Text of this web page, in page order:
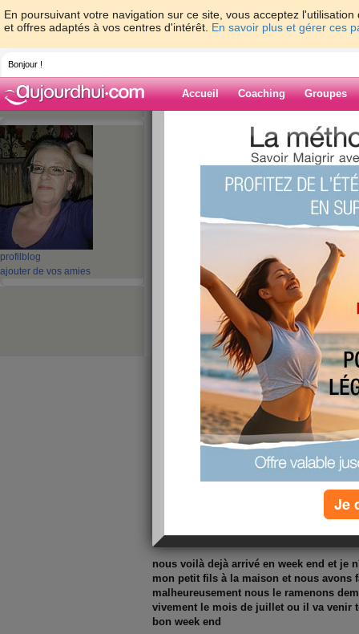
En poursuivant votre navigation sur ce site, vous acceptez
et offres adaptés à vos centres d'intérêt. En savoir plus et gérer ces
Bonjour !
Accueil Coaching Groupes
profil blog
ajouter de vos amies
> > le
Blog de
le week end...
nous voilà dejà arrivé en week end et je
mon petit fils à la maison et nous avons
malheureusement nous le ramenons
vivement le mois de juillet ou il va venir
bon week end
Je